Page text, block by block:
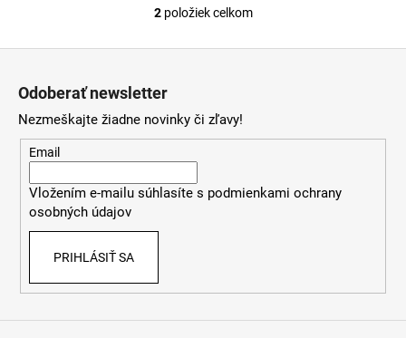
O
a
c
p
v
ý
2položiek celkom
Odoberať newsletter
Nezmeškajte žiadne novinky či zľavy!
Email
Vložením e-mailu súhlasíte s podmienkami ochrany
osobných údajov
PRIHLÁSIŤ SA